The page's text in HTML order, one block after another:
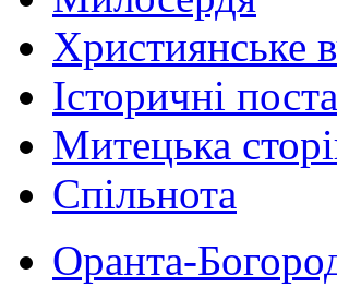
Християнське
Історичні
Митецька
Спільнота
Оранта-